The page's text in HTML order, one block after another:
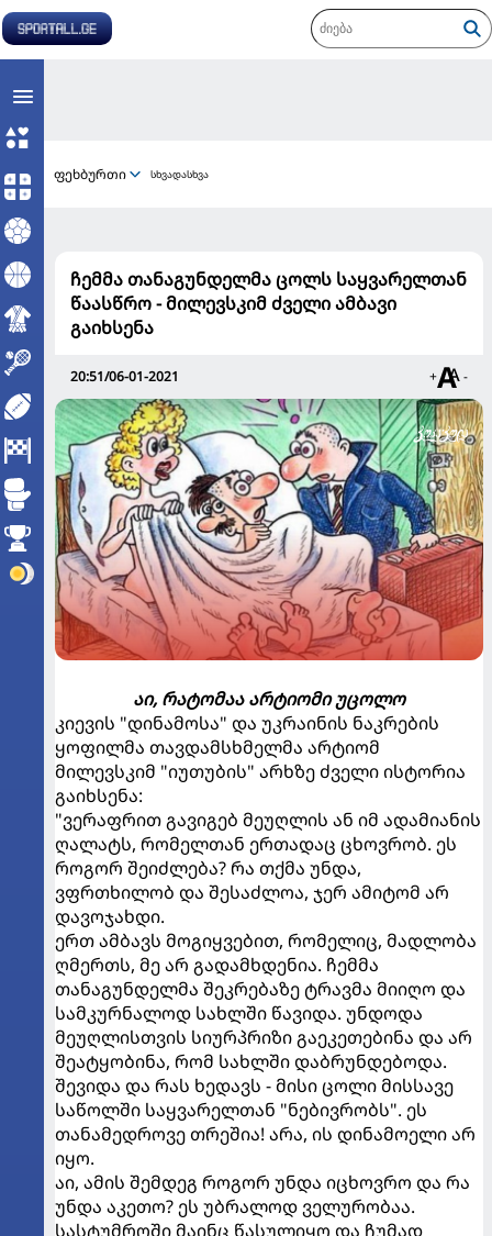
ფეხბურთი სხვადასხვა
ჩემმა თანაგუნდელმა ცოლს საყვარელთან
წაასწრო - მილევსკიმ ძველი ამბავი
გაიხსენა
20:51/06-01-2021 + -
აი, რატომაა არტიომი უცოლო
კიევის "დინამოსა" და უკრაინის ნაკრების
ყოფილმა თავდამსხმელმა არტიომ
მილევსკიმ "იუთუბის" არხზე ძველი ისტორია
გაიხსენა:
"ვერაფრით გავიგებ მეუღლის ან იმ ადამიანის
ღალატს, რომელთან ერთადაც ცხოვრობ. ეს
როგორ შეიძლება? რა თქმა უნდა,
ვფრთხილობ და შესაძლოა, ჯერ ამიტომ არ
დავოჯახდი.
ერთ ამბავს მოგიყვებით, რომელიც, მადლობა
ღმერთს, მე არ გადამხდენია. ჩემმა
თანაგუნდელმა შეკრებაზე ტრავმა მიიღო და
სამკურნალოდ სახლში წავიდა. უნდოდა
მეუღლისთვის სიურპრიზი გაეკეთებინა და არ
შეატყობინა, რომ სახლში დაბრუნდებოდა.
შევიდა და რას ხედავს - მისი ცოლი მისსავე
საწოლში საყვარელთან "ნებივრობს". ეს
თანამედროვე თრეშია! არა, ის დინამოელი არ
იყო.
აი, ამის შემდეგ როგორ უნდა იცხოვრო და რა
უნდა აკეთო? ეს უბრალოდ ველურობაა.
სასტუმროში მაინც წასულიყო და ჩუმად